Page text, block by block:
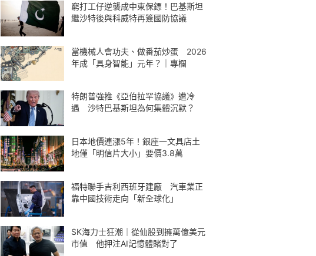
窮打工仔逆襲成中東保鏢！巴基斯坦
繼沙特後與科威特再簽國防協議
當機械人會功夫、做番茄炒蛋 2026
年成「具身智能」元年？｜專欄
特朗普強推《亞伯拉罕協議》遭冷
遇 沙特巴基斯坦為何集體沉默？
日本地價連漲5年！銀座一文具店土
地僅「明信片大小」要價3.8萬
福特聯手吉利西班牙建廠 汽車業正
靠中國技術走向「新全球化」
SK海力士狂潮｜從仙股到擁萬億美元
市值 他押注AI記憶體賭對了